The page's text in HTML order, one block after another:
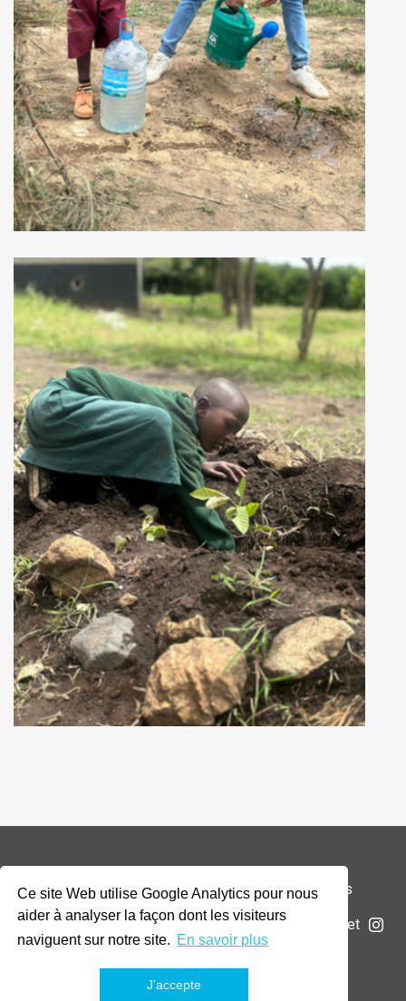
Ce site Web utilise Google Analytics pour nous
aider à analyser la façon dont les visiteurs
naviguent sur notre site. En savoir plus
J'accepte
© 2026 Addax & Oryx Foundation —Mentions légales
La Fondation Projets Actualités Soumettre un projet